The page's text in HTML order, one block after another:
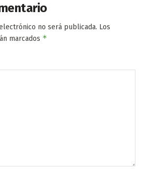
no será publicada. Los
marcados *